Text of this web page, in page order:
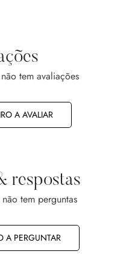
tem avaliações
A AVALIAR
respostas
tem perguntas
A PERGUNTAR